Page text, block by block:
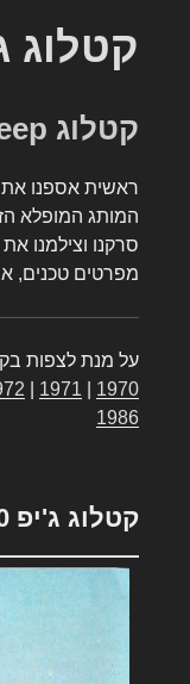
קטלוג
קטלוג Jeep אספנות
ראשית אספנו
המותג המופלא
סרקנו וצילמנו
מפרטים טכנים,
על מנת לצפות
1970
1971
1986
קטלוג ג'יפ 1970